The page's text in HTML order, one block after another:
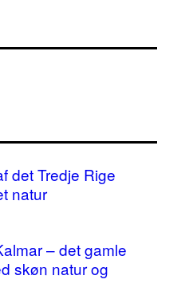
det Tredje Rige
natur
– det gamle
skøn natur og